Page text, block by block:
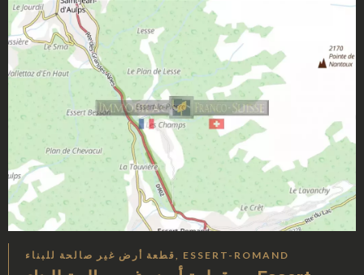
قطعة أرض غير صالحة للبناء, ESSERT-ROMAND